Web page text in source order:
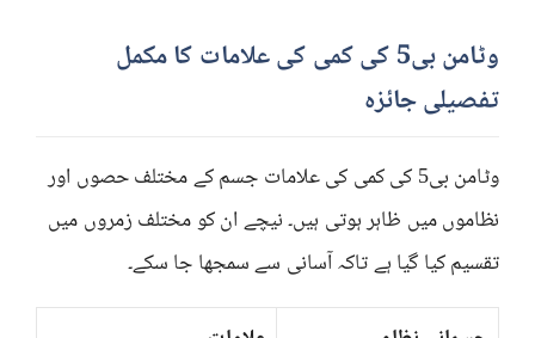
وٹامن بی5 کی کمی کی علامات کا مکمل
تفصیلی جائزہ
وٹامن بی5 کی کمی کی علامات جسم کے مختلف حصوں اور
نظاموں میں ظاہر ہوتی ہیں۔ نیچے ان کو مختلف زمروں میں
تقسیم کیا گیا ہے تاکہ آسانی سے سمجھا جا سکے۔